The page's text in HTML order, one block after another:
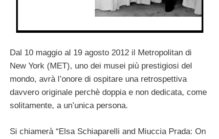
Dal 10 maggio al 19 agosto 2012 il Metropolitan di
New York (MET), uno dei musei più prestigiosi del
mondo, avrà l’onore di ospitare una retrospettiva
davvero originale perchè doppia e non dedicata, come
solitamente, a un’unica persona.
Si chiamerà “Elsa Schiaparelli and Miuccia Prada: On